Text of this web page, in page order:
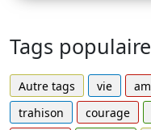
Tags
Autre tags vie
trahison
courage